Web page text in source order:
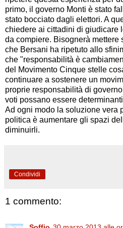
primo, il governo Monti è stato
stato bocciato dagli elettori. A
chiedere ai cittadini di giudicare
da compiere. Bisognerà mettere
che Bersani ha ripetuto allo
che "responsabilità è
del Movimento Cinque stelle
continuare a sostenere un
proprie responsabilità di
voti possano essere
Ad ogni modo la soluzione vera
politica è aumentare gli spazi
diminuirli.
Condividi
1 commento: